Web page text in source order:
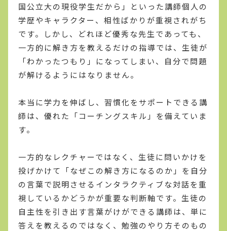
国公立大の現役学生だから」といった講師個人の
学歴やキャラクター、相性ばかりが重視されがち
です。しかし、どれほど優秀な先生であっても、
一方的に解き方を教えるだけの指導では、生徒が
「わかったつもり」になってしまい、自分で問題
が解けるようにはなりません。
本当に学力を伸ばし、習慣化をサポートできる講
師は、優れた「コーチングスキル」を備えていま
す。
一方的なレクチャーではなく、生徒に問いかけを
投げかけて「なぜこの解き方になるのか」を自分
の言葉で説明させるインタラクティブな対話を重
視しているかどうかが重要な判断軸です。生徒の
自主性を引き出す言葉がけができる講師は、単に
答えを教えるのではなく、勉強のやり方そのもの